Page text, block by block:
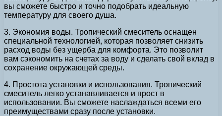
вы сможете быстро и точно подобрать идеальную
температуру для своего душа.
3. Экономия воды. Тропический смеситель оснащен
специальной технологией, которая позволяет снизить
расход воды без ущерба для комфорта. Это позволит
вам сэкономить на счетах за воду и сделать свой вклад в
сохранение окружающей среды.
4. Простота установки и использования. Тропический
смеситель легко устанавливается и прост в
использовании. Вы сможете наслаждаться всеми его
преимуществами сразу после установки.